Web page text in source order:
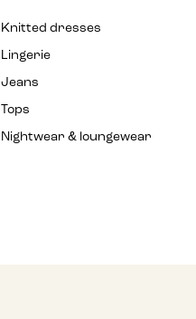
Knitted dresses
Lingerie
Jeans
Tops
Nightwear & loungewear